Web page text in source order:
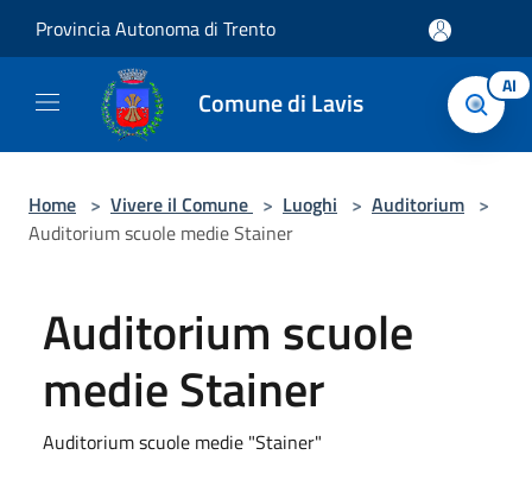
Provincia Autonoma di Trento
Comune di Lavis AI
Home > Vivere il Comune > Luoghi > Auditorium >
Auditorium scuole medie Stainer
Auditorium scuole
medie Stainer
Auditorium scuole medie "Stainer"